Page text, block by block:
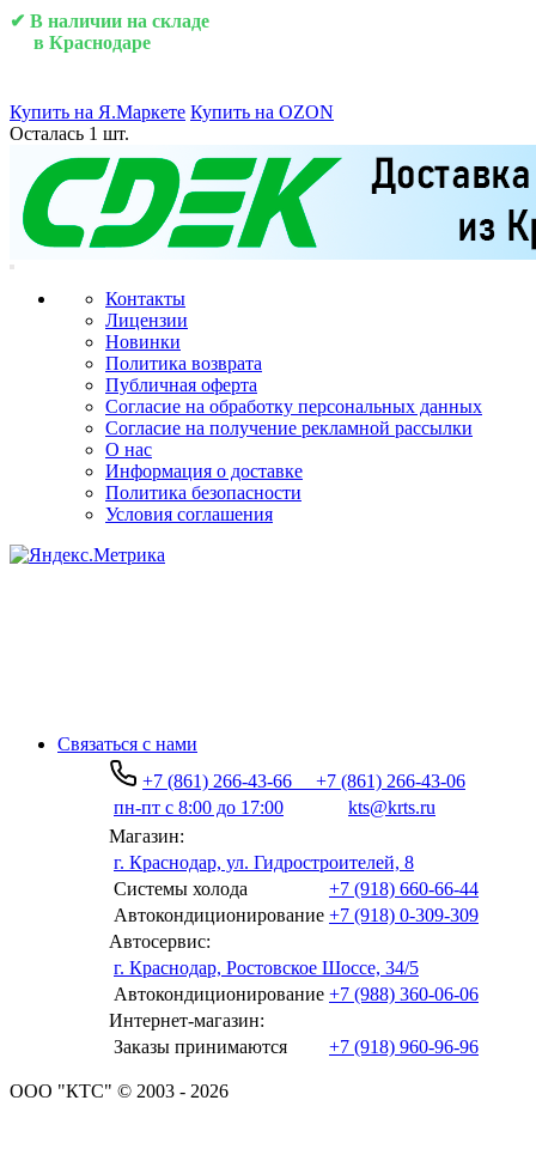
✔ В наличии на складе
в Краснодаре
Купить на Я.Маркете Купить на OZON
Осталась 1 шт.
Контакты
Лицензии
Новинки
Политика возврата
Публичная оферта
Согласие на обработку персональных данных
Согласие на получение рекламной рассылки
О нас
Информация о доставке
Политика безопасности
Условия соглашения
Связаться с нами
+7 (861) 266-43-66
+7 (861) 266-43-06
пн-пт с 8:00 до 17:00
kts@krts.ru
Магазин:
г. Краснодар, ул. Гидростроителей, 8
Системы холода
+7 (918) 660-66-44
Автокондиционирование +7 (918) 0-309-309
Автосервис:
г. Краснодар, Ростовское Шоссе, 34/5
Автокондиционирование +7 (988) 360-06-06
Интернет-магазин:
Заказы принимаются
+7 (918) 960-96-96
ООО "КТС" © 2003 - 2026